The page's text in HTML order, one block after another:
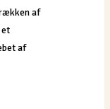
af
et
af